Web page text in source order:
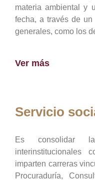
materia ambiental y
fecha, a través de
generales, como los
Ver más
Servicio
Es consolidar
interinstitucionales
imparten carreras
Procuraduría,